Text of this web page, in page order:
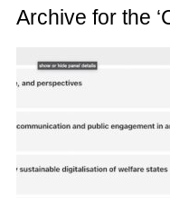
Archive for the